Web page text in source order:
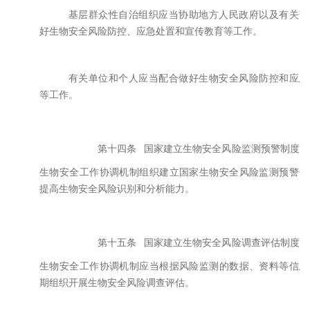
基层群众性自治组织应当协助地方人民政府以及有关
好生物安全风险防控、应急处置和宣传教育等工作。
有关单位和个人应当配合做好生物安全风险防控和应
等工作。
第十四条 国家建立生物安全风险监测预警制度
生物安全工作协调机制组织建立国家生物安全风险监测预警
提高生物安全风险识别和分析能力。
第十五条 国家建立生物安全风险调查评估制度
生物安全工作协调机制应当根据风险监测的数据、资料等信
期组织开展生物安全风险调查评估。